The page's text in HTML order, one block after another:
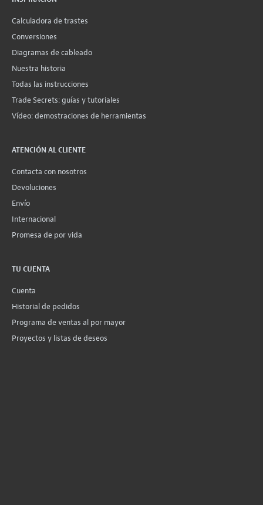
Calculadora de trastes
Conversiones
Diagramas de cableado
Nuestra historia
Todas las instrucciones
Trade Secrets: guías y tutoriales
Vídeo: demostraciones de herramientas
ATENCIÓN AL CLIENTE
Contacta con nosotros
Devoluciones
Envío
Internacional
Promesa de por vida
TU CUENTA
Cuenta
Historial de pedidos
Programa de ventas al por mayor
Proyectos y listas de deseos